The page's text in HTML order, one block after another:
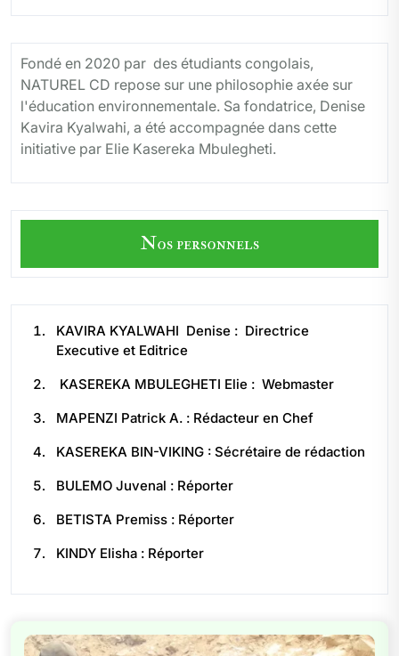
Fondé en 2020 par des étudiants congolais,
NATUREL CD repose sur une philosophie axée sur
l'éducation environnementale. Sa fondatrice, Denise
Kavira Kyalwahi, a été accompagnée dans cette
initiative par Elie Kasereka Mbulegheti.
Nos personnels
KAVIRA KYALWAHI Denise : Directrice
Executive et Editrice
KASEREKA MBULEGHETI Elie : Webmaster
MAPENZI Patrick A. : Rédacteur en Chef
KASEREKA BIN-VIKING : Sécrétaire de rédaction
BULEMO Juvenal : Réporter
BETISTA Premiss : Réporter
KINDY Elisha : Réporter